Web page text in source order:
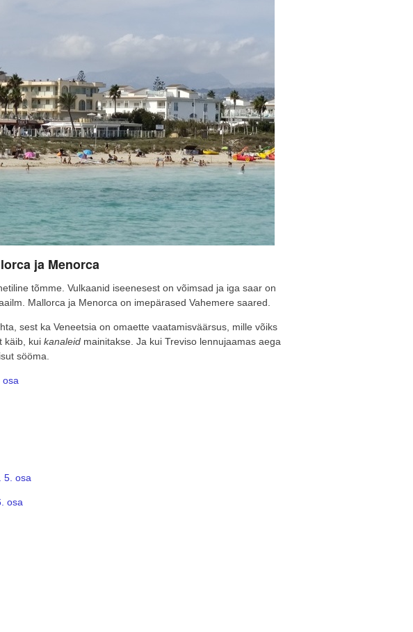
ja Menorca
tõmme. Vulkaanid iseenesest on võimsad ja iga saar on
Mallorca ja Menorca on imepärased Vahemere saared.
sest ka Veneetsia on omaette vaatamisväärsus, mille võiks
käib, kui kanaleid mainitakse. Ja kui Treviso lennujaamas aega
sööma.
osa
5. osa
osa